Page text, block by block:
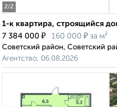
2/2
1-к квартира, строящийся
7 384 000 ₽ 160 000 ₽ за м²
Советский район, Советский
Агентство, 06.08.2026